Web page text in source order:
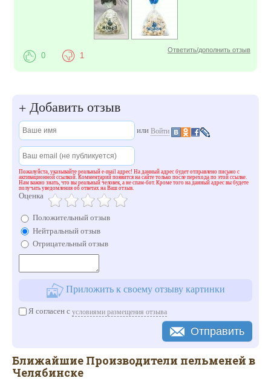
Ответить/дополнить отзыв
0 1
+ Добавить отзыв
или Войти
Пожалуйста, указывайте реальный e-mail адрес! На данный адрес будет отправлено письмо с
активационной ссылкой. Комментарий появится на сайте только после перехода по этой ссылке.
Нам важно знать, что вы реальный человек, а не спам-бот. Кроме того на данный адрес вы будете
получать уведомления об ответах на Ваш отзыв.
Оценка
Положительный отзыв
Нейтральный отзыв
Отрицательный отзыв
Приложить к своему отзыву картинки
Я согласен с условиями размещения отзыва
Отправить
Ближайшие Производители пельменей в
Челябинске